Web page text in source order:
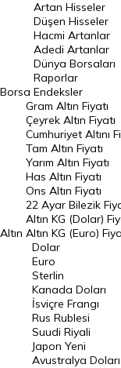
En Çok Düşen Hisseler
Hacmi Artanlar
Geçmiş Kapanışlar
Dünya Borsaları
Raporlar
Endeksler
DÖVİZ
Döviz Kuru
Dolar Kuru
Euro Kuru
Pound Kuru
Frank Kuru
Riyal Kuru
Avustralya Doları
Borsa
Artan Hisseler
Düşen Hisseler
Hacmi Artanlar
Adedi Artanlar
Dünya Borsaları
Raporlar
Endeksler
Altın
Gram Altın Fiyatı
Çeyrek Altın Fiyatı
Cumhuriyet Altını
Tam Altın Fiyatı
Yarım Altın Fiyatı
Has Altın Fiyatı
Ons Altın Fiyatı
22 Ayar Bilezik
Altın KG (Dolar)
Altın KG (Euro)
Dolar
Euro
Sterlin
Kanada Doları
İsviçre Frangı
Rus Rublesi
Suudi Riyali
Japon Yeni
Avustralya Doları